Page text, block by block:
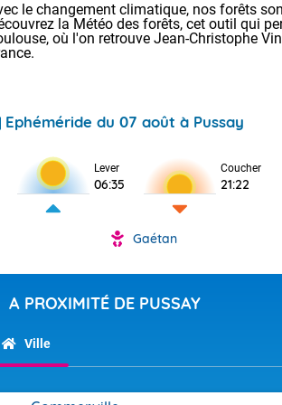
Pour la
Tendance
le changement climatique, nos forêts
la Météo des forêts, cet outil qui
où l'on retrouve Jean-Christophe
Ephéméride du 07 août à Pussay
Lever
06:35
Coucher
21:22
Gaétan
A PROXIMITÉ DE PUSSAY
Ville
Voici les
22/14 Paris :
Clermont-
Lille : 25/15
Demain
Très